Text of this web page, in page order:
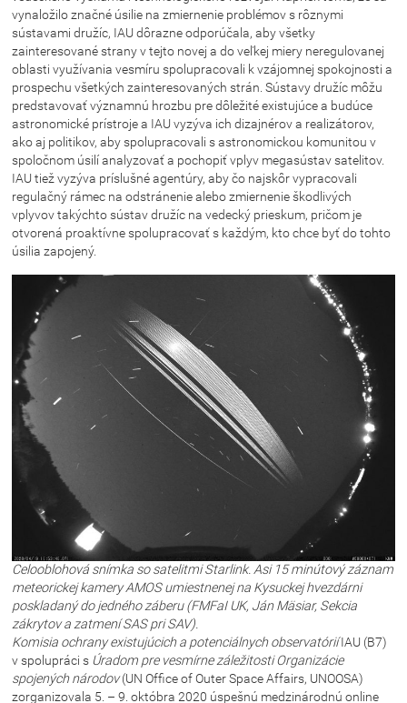
vynaložilo značné úsilie na zmiernenie problémov s rôznymi
sústavami družíc, IAU dôrazne odporúčala, aby všetky
zainteresované strany v tejto novej a do veľkej miery neregulovanej
oblasti využívania vesmíru spolupracovali k vzájomnej spokojnosti a
prospechu všetkých zainteresovaných strán. Sústavy družíc môžu
predstavovať významnú hrozbu pre dôležité existujúce a budúce
astronomické prístroje a IAU vyzýva ich dizajnérov a realizátorov,
ako aj politikov, aby spolupracovali s astronomickou komunitou v
spoločnom úsilí analyzovať a pochopiť vplyv megasústav satelitov.
IAU tiež vyzýva príslušné agentúry, aby čo najskôr vypracovali
regulačný rámec na odstránenie alebo zmiernenie škodlivých
vplyvov takýchto sústav družíc na vedecký prieskum, pričom je
otvorená proaktívne spolupracovať s každým, kto chce byť do tohto
úsilia zapojený.
Celooblohová snímka so satelitmi Starlink. Asi 15 minútový záznam
meteorickej kamery AMOS umiestnenej na Kysuckej hvezdárni
poskladaný do jedného záberu (FMFaI UK, Ján Mäsiar, Sekcia
zákrytov a zatmení SAS pri SAV).
Komisia ochrany existujúcich a potenciálnych observatóriíIAU (B7)
v spolupráci s Úradom pre vesmírne záležitosti Organizácie
spojených národov(UN Office of Outer Space Affairs, UNOOSA)
zorganizovala 5. – 9. októbra 2020 úspešnú medzinárodnú online